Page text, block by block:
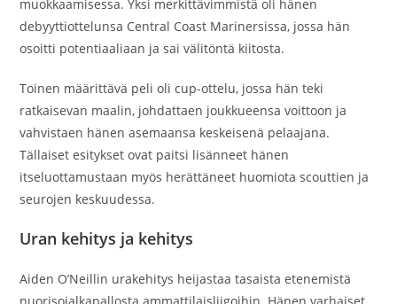
muokkaamisessa. Yksi merkittävimmistä oli hänen
debyyttiottelunsa Central Coast Marinersissa, jossa hän
osoitti potentiaaliaan ja sai välitöntä kiitosta.
Toinen määrittävä peli oli cup-ottelu, jossa hän teki
ratkaisevan maalin, johdattaen joukkueensa voittoon ja
vahvistaen hänen asemaansa keskeisenä pelaajana.
Tällaiset esitykset ovat paitsi lisänneet hänen
itseluottamustaan myös herättäneet huomiota scouttien ja
seurojen keskuudessa.
Uran kehitys ja kehitys
Aiden O’Neillin urakehitys heijastaa tasaista etenemistä